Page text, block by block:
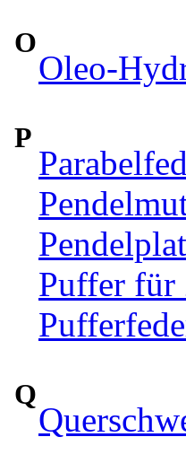
O
Oleo-
P
Puffer für
Q